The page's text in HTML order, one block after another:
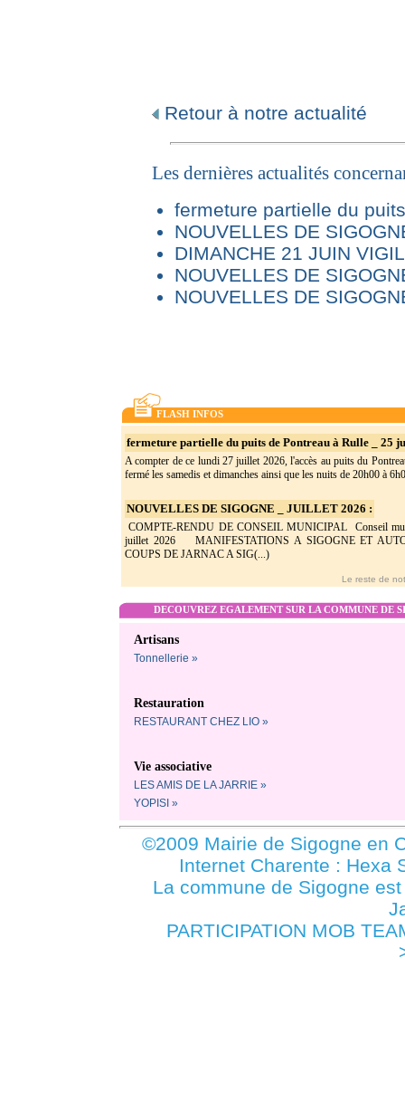
Retour à notre actualité
Les dernières actualités
fermeture partielle du
NOUVELLES DE
DIMANCHE 21 JUIN
NOUVELLES DE
NOUVELLES DE
FLASH INFOS
fermeture partielle du puits de Pontreau à Rulle _ 25
A compter de ce lundi 27 juillet 2026, l'accès au puits du
fermé les samedis et dimanches ainsi que les nuits de 20h00 à
NOUVELLES DE SIGOGNE _ JUILLET 2026 :
COMPTE-RENDU DE CONSEIL MUNICIPAL Conseil
juillet 2026 MANIFESTATIONS A SIGOGNE ET
COUPS DE JARNAC A SIG(...)
Le reste de
DECOUVREZ EGALEMENT SUR LA COMMUNE DE
Artisans
Tonnellerie »
Restauration
RESTAURANT CHEZ LIO »
Vie associative
LES AMIS DE LA JARRIE »
YOPISI »
©2009 Mairie de Sigogne en
Internet Charente : Hexa
La commune de Sigogne
PARTICIPATION MOB